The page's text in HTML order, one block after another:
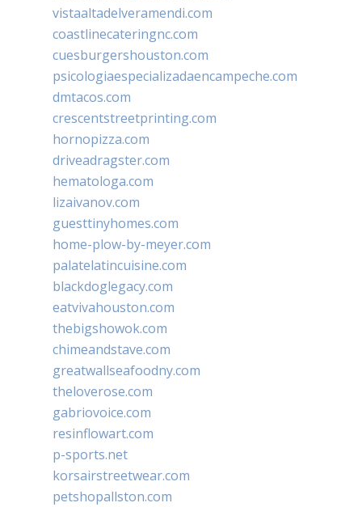
vistaaltadelveramendi.com
coastlinecateringnc.com
cuesburgershouston.com
psicologiaespecializadaencampeche.com
dmtacos.com
crescentstreetprinting.com
hornopizza.com
driveadragster.com
hematologa.com
lizaivanov.com
guesttinyhomes.com
home-plow-by-meyer.com
palatelatincuisine.com
blackdoglegacy.com
eatvivahouston.com
thebigshowok.com
chimeandstave.com
greatwallseafoodny.com
theloverose.com
gabriovoice.com
resinflowart.com
p-sports.net
korsairstreetwear.com
petshopallston.com